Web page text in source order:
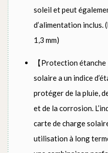
soleil et peut
d’alimentation inclus.
1,3 mm)
【Protection
solaire a un indice
protéger de la pluie,
et de la corrosion.
carte de charge
utilisation à long